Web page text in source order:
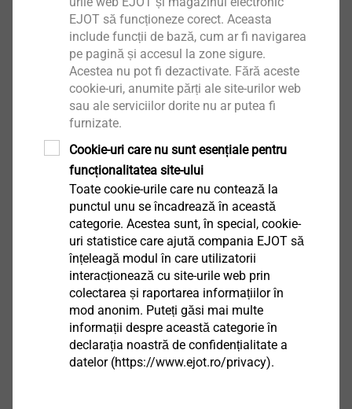
Elemente de fixare pentru plăci
izolatoare
Produse
EJOT să funcționeze corect. Aceasta
include funcții de bază, cum ar fi navigarea
pe pagină și accesul la zone sigure.
Acestea nu pot fi dezactivate. Fără aceste
cookie-uri, anumite părți ale site-urilor web
sau ale serviciilor dorite nu ar putea fi
furnizate.
Cookie-uri care nu sunt esențiale pentru
funcționalitatea site-ului
Toate cookie-urile care nu contează la
punctul unu se încadrează în această
categorie. Acestea sunt, în special, cookie-
uri statistice care ajută compania EJOT să
înțeleagă modul în care utilizatorii
interacționează cu site-urile web prin
colectarea și raportarea informațiilor în
mod anonim. Puteți găsi mai multe
informații despre această categorie în
declarația noastră de confidențialitate a
datelor (https://www.ejot.ro/privacy).